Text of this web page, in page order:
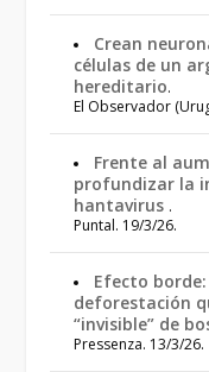
Crean
células de un
hereditario.
El Observador
Frente al
profundizar la
hantavirus .
Puntal. 19/3/26.
Efecto
deforestación
“invisible” de
Pressenza. 13/3/26.